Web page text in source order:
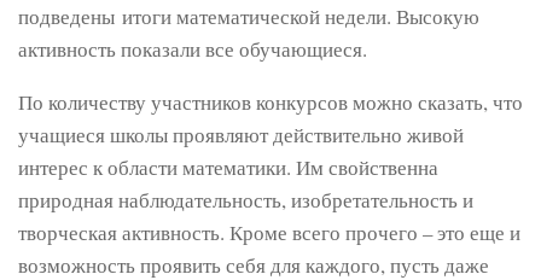
подведены итоги математической недели. Высокую
активность показали все обучающиеся.
По количеству участников конкурсов можно сказать, что
учащиеся школы проявляют действительно живой
интерес к области математики. Им свойственна
природная наблюдательность, изобретательность и
творческая активность. Кроме всего прочего – это еще и
возможность проявить себя для каждого, пусть даже